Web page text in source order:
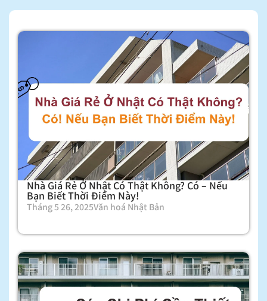
Nhà Giá Rẻ Ở Nhật Có Thật Không? Có – Nếu
Bạn Biết Thời Điểm Này!
Tháng 5 26, 2025Văn hoá Nhật Bản